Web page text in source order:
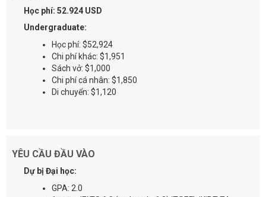
Học phí: 52.924 USD
Undergraduate:
Học phí: $52,924
Chi phí khác: $1,951
Sách vở: $1,000
Chi phí cá nhân: $1,850
Di chuyển: $1,120
YÊU CẦU ĐẦU VÀO
Dự bị Đại học:
GPA: 2.0